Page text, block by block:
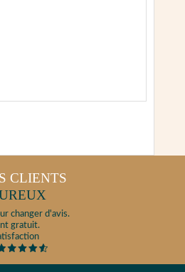
CLIENTS
changer d'avis.
gratuit.